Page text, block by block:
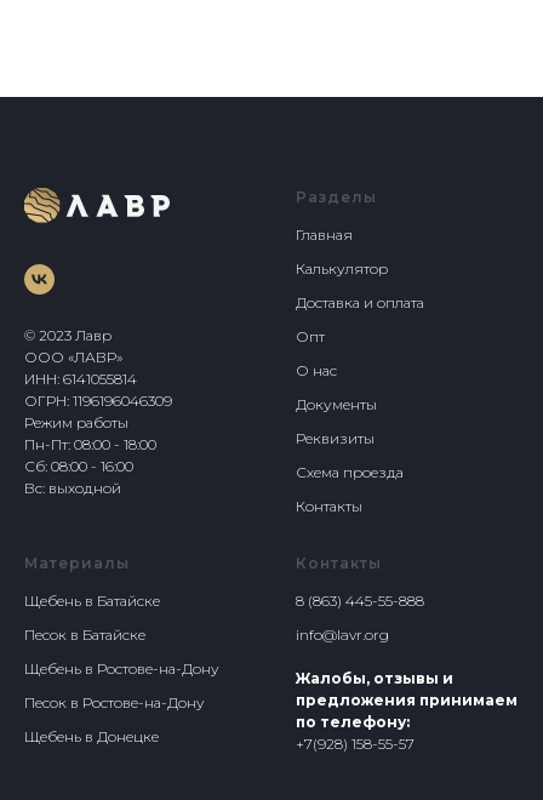
© 2023 Лавр
ООО «ЛАВР»
ИНН: 6141055814
ОГРН: 1196196046309
Режим работы
Пн-Пт: 08:00 - 18:00
Сб: 08:00 - 16:00
Вс: выходной
Разделы
Главная
Калькулятор
Доставка и оплата
Опт
О нас
Документы
Реквизиты
Схема проезда
Контакты
Материалы
Щебень в Батайске
Песок в Батайске
Щебень в Ростове-на-Дону
Песок в Ростове-на-Дону
Щебень в Донецке
Контакты
8 (863) 445-55-888
info@lavr.org
Жалобы, отзывы и
предложения принимаем
по телефону:
+7(928) 158-55-57